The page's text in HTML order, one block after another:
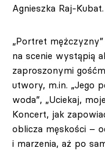
Agnieszka Raj-Kubat.
„Portret
na scenie wystąpią
zaproszonymi
utwory, m.in. „Jego
woda”, „Uciekaj,
Koncert, jak
oblicza męskości –
i marzenia, aż po